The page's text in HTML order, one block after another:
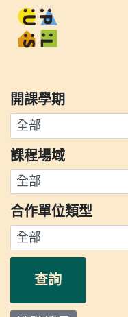
開課學期
課程場域
合作單位類型